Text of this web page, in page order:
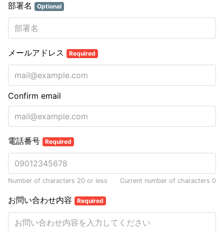
部署名 Optional
メールアドレス Required
Confirm email
電話番号 Required
Number of characters 20 or less Current number of characters 0
お問い合わせ内容 Required